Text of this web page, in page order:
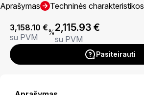
Aprašymas Techninės charakteristikos
3,158.10 €
su PVM
%2,115.93 €
su PVM
Pasiteirauti